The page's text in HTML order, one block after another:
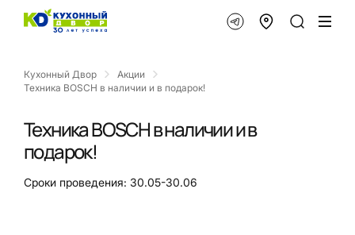
Кухонный Двор
Акции
Техника BOSCH в наличии и в подарок!
Техника BOSCH в наличии и в
подарок!
Сроки проведения: 30.05-30.06